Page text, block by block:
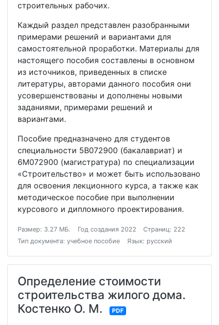
строительных рабочих.
Каждый раздел представлен разобранными
примерами решений и вариантами для
самостоятельной проработки. Материалы для
настоящего пособия составлены в основном
из источников, приведенных в списке
литературы, авторами данного пособия они
усовершенствованы и дополнены новыми
заданиями, примерами решений и
вариантами.
Пособие предназначено для студентов
специальности 5В072900 (бакалавриат) и
6М072900 (магистратура) по специализации
«Строительство» и может быть использовано
для освоения лекционного курса, а также как
методическое пособие при выполнении
курсового и дипломного проектирования.
Размер: 3.27 МБ. Год создания 2022
Страниц: 222
Тип документа: учебное пособие
Язык: русский
Определение стоимости
строительства жилого дома.
Костенко О. М.
PDF